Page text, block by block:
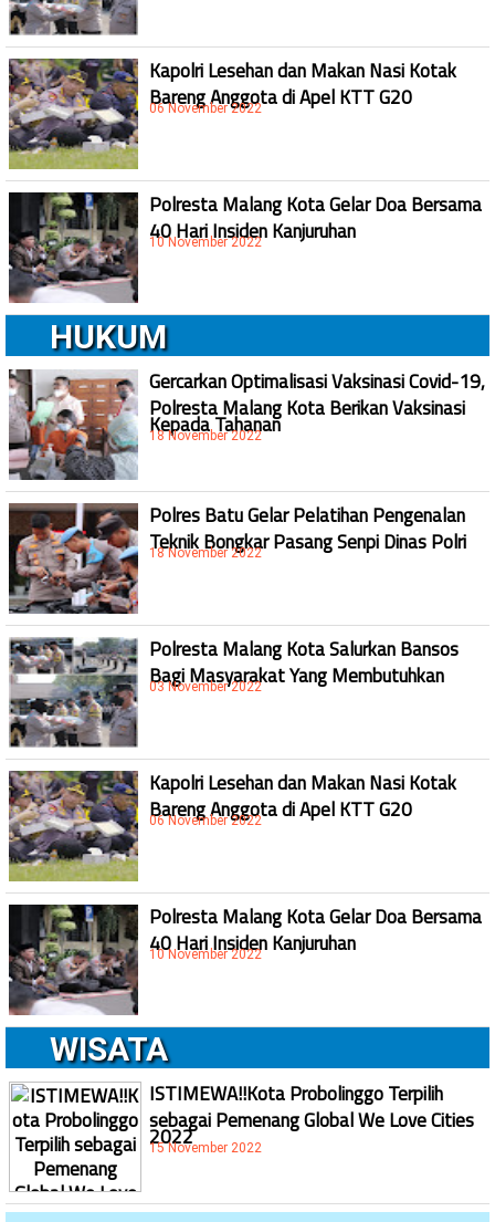
Kapolri Lesehan dan Makan Nasi Kotak
Bareng Anggota di Apel KTT G20
06 November 2022
Polresta Malang Kota Gelar Doa Bersama
40 Hari Insiden Kanjuruhan
10 November 2022
HUKUM
Gercarkan Optimalisasi Vaksinasi Covid-19,
Polresta Malang Kota Berikan Vaksinasi
Kepada Tahanan
18 November 2022
Polres Batu Gelar Pelatihan Pengenalan
Teknik Bongkar Pasang Senpi Dinas Polri
18 November 2022
Polresta Malang Kota Salurkan Bansos
Bagi Masyarakat Yang Membutuhkan
03 November 2022
Kapolri Lesehan dan Makan Nasi Kotak
Bareng Anggota di Apel KTT G20
06 November 2022
Polresta Malang Kota Gelar Doa Bersama
40 Hari Insiden Kanjuruhan
10 November 2022
WISATA
ISTIMEWA!!Kota Probolinggo Terpilih
sebagai Pemenang Global We Love Cities
2022
15 November 2022